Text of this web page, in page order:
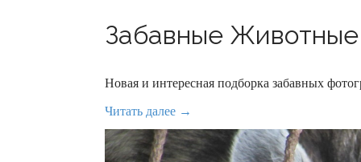
Забавные Животные
Новая и интересная подборка забавных
Читать далее →